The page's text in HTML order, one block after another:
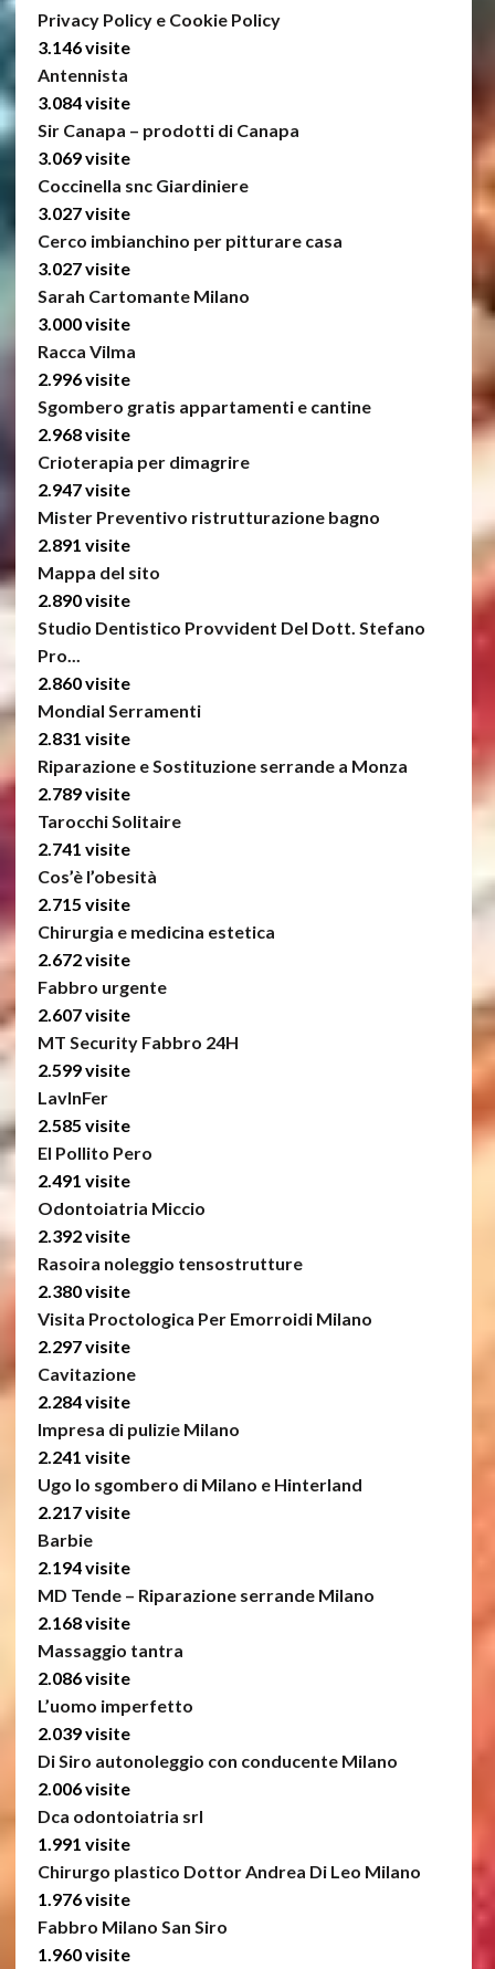
Privacy Policy e Cookie Policy
3.146 visite
Antennista
3.084 visite
Sir Canapa – prodotti di Canapa
3.069 visite
Coccinella snc Giardiniere
3.027 visite
Cerco imbianchino per pitturare casa
3.027 visite
Sarah Cartomante Milano
3.000 visite
Racca Vilma
2.996 visite
Sgombero gratis appartamenti e cantine
2.968 visite
Crioterapia per dimagrire
2.947 visite
Mister Preventivo ristrutturazione bagno
2.891 visite
Mappa del sito
2.890 visite
Studio Dentistico Provvident Del Dott. Stefano
Pro...
2.860 visite
Mondial Serramenti
2.831 visite
Riparazione e Sostituzione serrande a Monza
2.789 visite
Tarocchi Solitaire
2.741 visite
Cos’è l’obesità
2.715 visite
Chirurgia e medicina estetica
2.672 visite
Fabbro urgente
2.607 visite
MT Security Fabbro 24H
2.599 visite
LavInFer
2.585 visite
El Pollito Pero
2.491 visite
Odontoiatria Miccio
2.392 visite
Rasoira noleggio tensostrutture
2.380 visite
Visita Proctologica Per Emorroidi Milano
2.297 visite
Cavitazione
2.284 visite
Impresa di pulizie Milano
2.241 visite
Ugo lo sgombero di Milano e Hinterland
2.217 visite
Barbie
2.194 visite
MD Tende – Riparazione serrande Milano
2.168 visite
Massaggio tantra
2.086 visite
L’uomo imperfetto
2.039 visite
Di Siro autonoleggio con conducente Milano
2.006 visite
Dca odontoiatria srl
1.991 visite
Chirurgo plastico Dottor Andrea Di Leo Milano
1.976 visite
Fabbro Milano San Siro
1.960 visite